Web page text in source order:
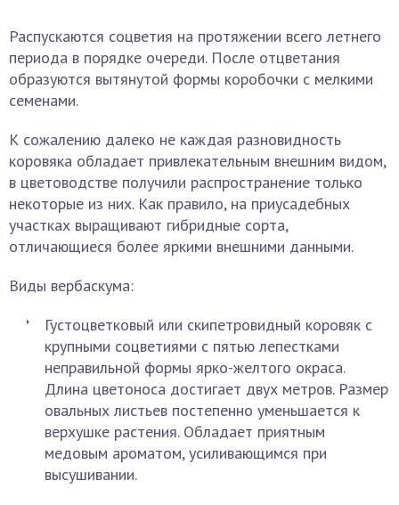
Распускаются соцветия на протяжении всего летнего
периода в порядке очереди. После отцветания
образуются вытянутой формы коробочки с мелкими
семенами.
К сожалению далеко не каждая разновидность
коровяка обладает привлекательным внешним видом,
в цветоводстве получили распространение только
некоторые из них. Как правило, на приусадебных
участках выращивают гибридные сорта,
отличающиеся более яркими внешними данными.
Виды вербаскума:
Густоцветковый или скипетровидный коровяк с
крупными соцветиями с пятью лепестками
неправильной формы ярко-желтого окраса.
Длина цветоноса достигает двух метров. Размер
овальных листьев постепенно уменьшается к
верхушке растения. Обладает приятным
медовым ароматом, усиливающимся при
высушивании.